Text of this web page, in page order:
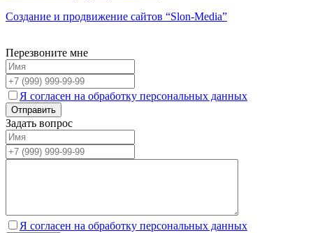
Создание и продвижение сайтов “Slon-Media”
Перезвоните мне
Я согласен на обработку персональных данных
Задать вопрос
Я согласен на обработку персональных данных